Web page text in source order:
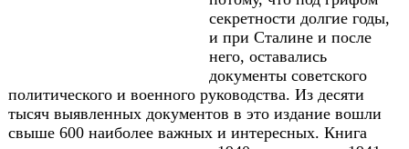
секретности долгие годы,
и при Сталине и после
него, оставались
документы советского
политического и военного руководства. Из десяти
тысяч выявленных документов в это издание вошли
свыше 600 наиболее важных и интересных. Книга